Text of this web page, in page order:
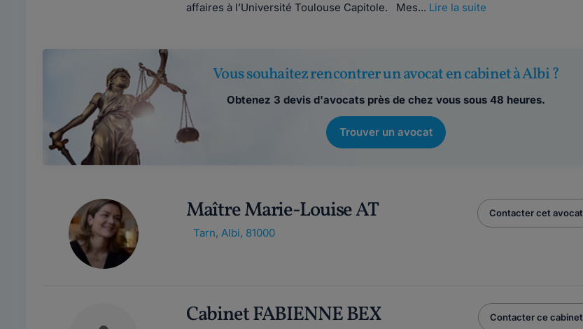
affaires à l’Université Toulouse Capitole. Mes... Lire la suite
Vous souhaitez rencontrer un avocat en cabinet à Albi ?
Obtenez 3 devis d'avocats près de chez vous sous 48 heures.
Trouver un avocat
Maître Marie-Louise AT
Tarn, Albi, 81000
Contacter cet avocat
Cabinet FABIENNE BEX Contacter ce cabinet